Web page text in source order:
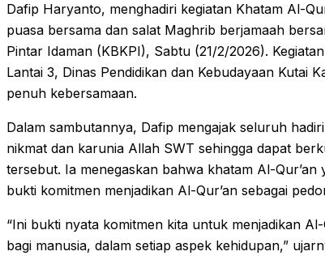
Dafip Haryanto, menghadiri kegiatan Khatam Al-
puasa bersama dan salat Maghrib berjamaah
Pintar Idaman (KBKPI), Sabtu (21/2/2026).
Lantai 3, Dinas Pendidikan dan Kebudayaan Kutai
penuh kebersamaan.
Dalam sambutannya, Dafip mengajak seluruh
nikmat dan karunia Allah SWT sehingga dapat
tersebut. Ia menegaskan bahwa khatam Al-Qur’an
bukti komitmen menjadikan Al-Qur’an sebagai
“Ini bukti nyata komitmen kita untuk menjadikan
bagi manusia, dalam setiap aspek kehidupan,”